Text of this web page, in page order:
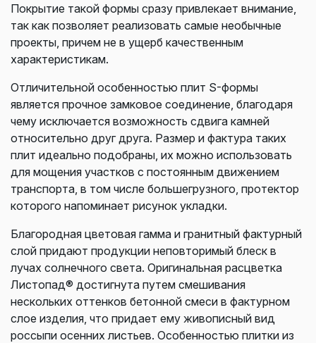
Покрытие такой формы сразу привлекает внимание,
так как позволяет реализовать самые необычные
проекты, причем не в ущерб качественным
характеристикам.
Отличительной особенностью плит S-формы
является прочное замковое соединение, благодаря
чему исключается возможность сдвига камней
относительно друг друга. Размер и фактура таких
плит идеально подобраны, их можно использовать
для мощения участков с постоянным движением
транспорта, в том числе большегрузного, протектор
которого напоминает рисунок укладки.
Благородная цветовая гамма и гранитный фактурный
слой придают продукции неповторимый блеск в
лучах солнечного света. Оригинальная расцветка
Листопад® достигнута путем смешивания
нескольких оттенков бетонной смеси в фактурном
слое изделия, что придает ему живописный вид
россыпи осенних листьев. Особенностью плитки из